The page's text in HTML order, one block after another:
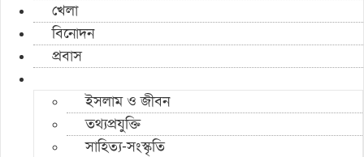
খেলা
বিনোদন
প্রবাস
ইসলাম ও জীবন
তথ্যপ্রযুক্তি
সাহিত্য-সংস্কৃতি